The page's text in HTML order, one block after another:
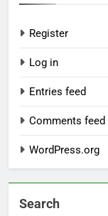
Register
Log in
Entries feed
Comments feed
WordPress.org
Search